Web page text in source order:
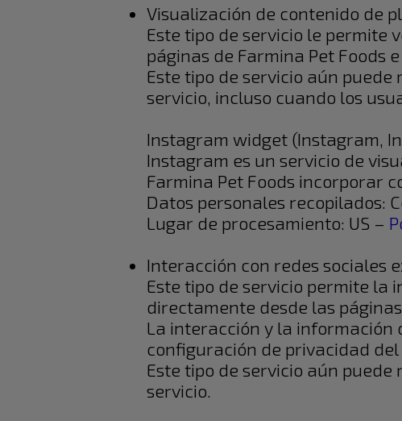
Visualización de contenido de
Este tipo de servicio le
páginas de Farmina Pet Foods
Este tipo de servicio aún
servicio, incluso cuando los
Instagram widget (Instagram,
Instagram es un servicio de
Farmina Pet Foods incorporar
Datos personales recopilados:
Lugar de procesamiento: US –
Interacción con redes sociales
Este tipo de servicio permite la
directamente desde las
La interacción y la información
configuración de privacidad
Este tipo de servicio aún
servicio.